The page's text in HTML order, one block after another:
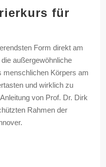
für
Form direkt am
außergewöhnliche
menschlichen Körpers am
und wirklich zu
von Prof. Dr. Dirk
Rahmen der